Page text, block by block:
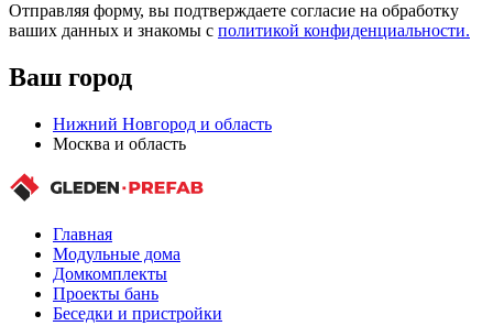
Отправляя форму, вы подтверждаете согласие на обработку
ваших данных и знакомы с политикой конфиденциальности.
Ваш город
Нижний Новгород и область
Москва и область
Главная
Модульные дома
Домкомплекты
Проекты бань
Беседки и пристройки